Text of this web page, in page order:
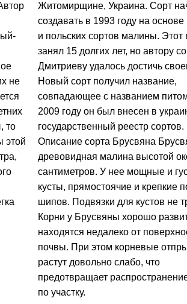
не
то
этой
Житомирщине, Украина. Сорт
создавать в 1993 году на
и польских сортов малины. Этот
занял 15 долгих лет, но автору
Дмитриеву удалось достичь
Новый сорт получил название,
совпадающее с названием
2009 году он был внесен в
государственный реестр сортов.
Описание сорта Брусвяна
древовидная малина высотой
сантиметров. У нее мощные и
кусты, прямостоячие и крепкие
шипов. Подвязки для кустов не
Корни у Брусвяны хорошо
находятся недалеко от
почвы. При этом корневые
растут довольно слабо, что
предотвращает
по участку.